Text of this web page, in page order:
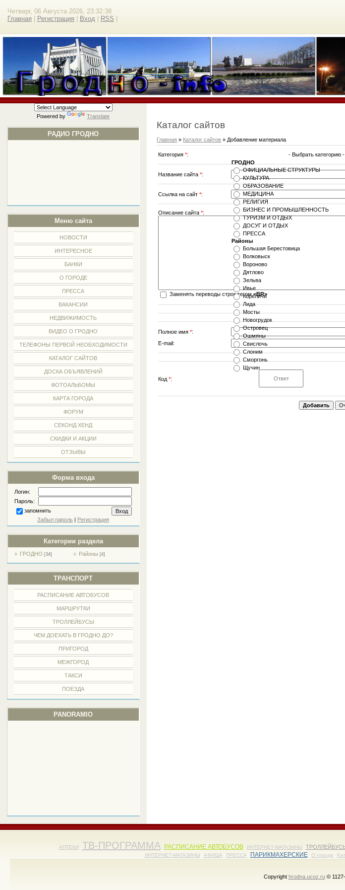
Четверг, 06 Августа 2026, 23:32:38
Главная
Регистрация Вход RSS
Powered by Translate
РАДИО ГРОДНО
Меню сайта
НОВОСТИ
ИНТЕРЕСНОЕ
БАНКИ
О ГОРОДЕ
ПРЕССА
ВАКАНСИИ
НЕДВИЖИМОСТЬ
ВИДЕО О ГРОДНО
ТЕЛЕФОНЫ ПЕРВОЙ НЕОБХОДИМОСТИ
КАТАЛОГ САЙТОВ
ДОСКА ОБЪЯВЛЕНИЙ
ФОТОАЛЬБОМЫ
КАРТА ГОРОДА
ФОРУМ
СЕКОНД ХЕНД
СКИДКИ И АКЦИИ
ОТЗЫВЫ
Форма входа
Логин:
Пароль:
запомнить
Забыл пароль | Регистрация
Категории раздела
ГРОДНО [34] Районы [4]
ТРАНСПОРТ
РАСПИСАНИЕ АВТОБУСОВ
МАРШРУТКИ
ТРОЛЛЕЙБУСЫ
ЧЕМ ДОЕХАТЬ В ГРОДНО ДО?
ПРИГОРОД
МЕЖГОРОД
ТАКСИ
ПОЕЗДА
PANORAMIO
Каталог сайтов
Главная » Каталог сайтов » Добавление материала
Категория*:
ГРОДНО
ОФИЦИАЛЬНЫЕ СТРУКТУРЫ
КУЛЬТУРА
ОБРАЗОВАНИЕ
МЕДИЦИНА
РЕЛИГИЯ
БИЗНЕС И ПРОМЫШЛЕННОСТЬ
ТУРИЗМ И ОТДЫХ
ДОСУГ И ОТДЫХ
ПРЕССА
Районы
Большая Берестовица
Волковыск
Вороново
Дятлово
Зельва
Ивье
Кореличи
Лида
Мосты
Новогрудок
Островец
Ошмяны
Свислочь
Слоним
Сморгонь
Щучин
Название сайта*:
Ссылка на сайт*:
Описание сайта*:
Заменять переводы строк тегом<BR>
Полное имя*:
E-mail:
Код*:
АПТЕКИ ТВ-ПРОГРАММА РАСПИСАНИЕ АВТОБУСОВ ИНТЕРНЕТ-МАГАЗИНЫ
ИНТЕРНЕТ-МАГАЗИНЫ АФИША ПРЕССА ПАРИКМАХЕРСКИЕ О городе
Copyright hrodna.ucoz.ru©